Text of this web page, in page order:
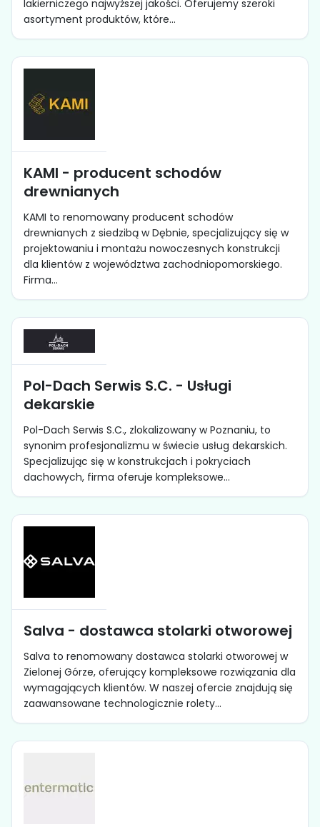
lakierniczego najwyższej jakości. Oferujemy szeroki
asortyment produktów, które...
KAMI - producent schodów
drewnianych
KAMI to renomowany producent schodów
drewnianych z siedzibą w Dębnie, specjalizujący się w
projektowaniu i montażu nowoczesnych konstrukcji
dla klientów z województwa zachodniopomorskiego.
Firma...
Pol-Dach Serwis S.C. - Usługi
dekarskie
Pol-Dach Serwis S.C., zlokalizowany w Poznaniu, to
synonim profesjonalizmu w świecie usług dekarskich.
Specjalizując się w konstrukcjach i pokryciach
dachowych, firma oferuje kompleksowe...
Salva - dostawca stolarki otworowej
Salva to renomowany dostawca stolarki otworowej w
Zielonej Górze, oferujący kompleksowe rozwiązania dla
wymagających klientów. W naszej ofercie znajdują się
zaawansowane technologicznie rolety...